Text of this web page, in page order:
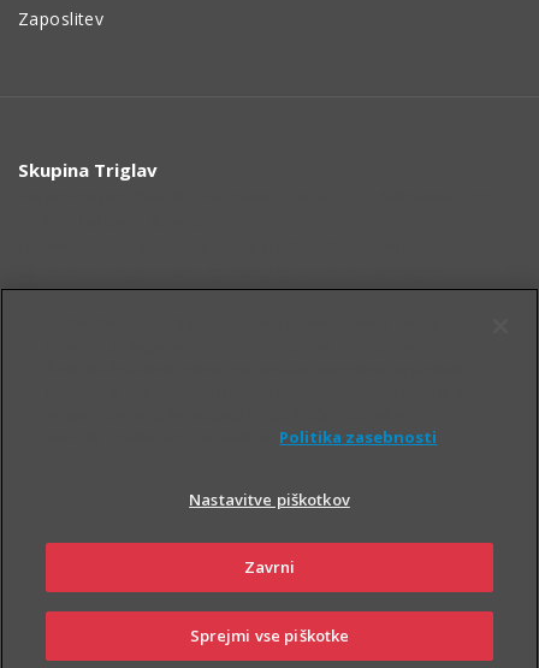
Zaposlitev
Skupina Triglav
OSTALE STRANI
Politika zasebnosti
Nastavitve piškotkov
Zavrni
Sprejmi vse piškotke